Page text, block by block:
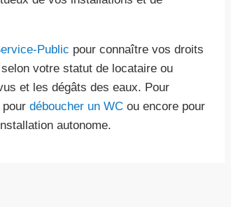
Public pour connaître vos droits
votre statut de locataire ou
et les dégâts des eaux. Pour
déboucher un WCou encore pour
autonome.